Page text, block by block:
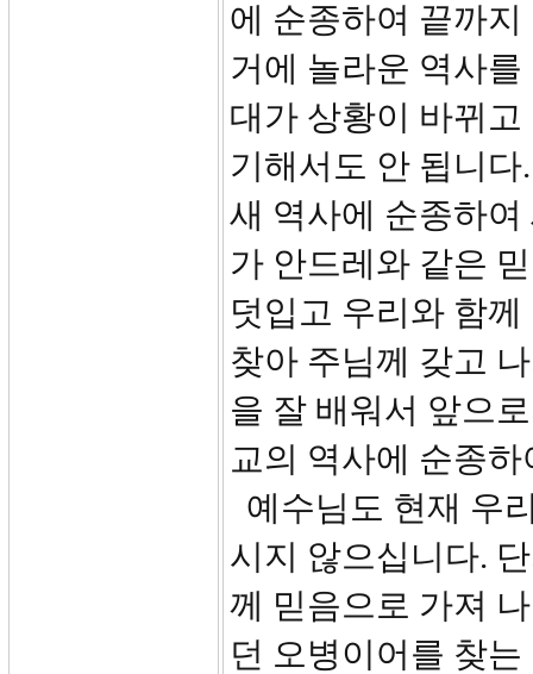
에 순종하여 끝까
거에 놀라운 역사
대가 상황이 바뀌
기해서도 안 됩니
새 역사에 순종하
가 안드레와 같은
덧입고 우리와 함
찾아 주님께 갖고
을 잘 배워서 앞으
교의 역사에 순종
예수님도 현재 우
시지 않으십니다.
께 믿음으로 가져
던 오병이어를 찾